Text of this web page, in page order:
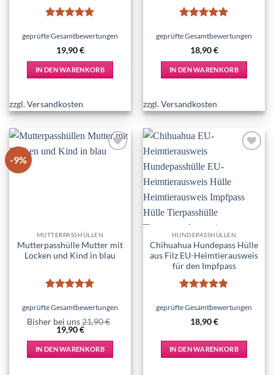
mit5von
geprüfte Gesamtbewertungen
19,90€
IN DEN WARENKORB
zzgl.Versandkosten
mit5von
geprüfte Gesamtbewertungen
18,90€
IN DEN WARENKORB
zzgl.Versandkosten
-9%
MUTTERPASSHÜLLEN
Mutterpasshülle Mutter mit
Locken und Kind in blau
mit5von
geprüfte Gesamtbewertungen
Bisher bei uns 21,90€
Ursprünglicher
Preis
war:
21,90 €
19,90€Aktueller
ist:
19,90 €.
IN DEN WARENKORB
HUNDEPASSHÜLLEN
Chihuahua Hundepass Hülle
aus Filz EU-Heimtierausweis
für den Impfpass
mit5von
geprüfte Gesamtbewertungen
18,90€
IN DEN WARENKORB